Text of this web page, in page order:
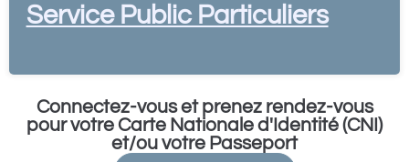
Service Public Particuliers
Connectez-vous et prenez rendez-vous
pour votre Carte Nationale d'Identité (CNI)
et/ou votre Passeport